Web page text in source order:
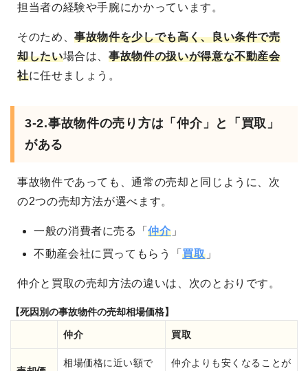
担当者の経験や手腕にかかっています。
そのため、事故物件を少しでも高く、良い条件で売
却したい場合は、事故物件の扱いが得意な不動産会
社に任せましょう。
3-2.事故物件の売り方は「仲介」と「買取」
がある
事故物件であっても、通常の売却と同じように、次
の2つの売却方法が選べます。
一般の消費者に売る「仲介」
不動産会社に買ってもらう「買取」
仲介と買取の売却方法の違いは、次のとおりです。
【死因別の事故物件の売却相場価格】
仲介 買取
相場価格に近い額で
仲介よりも安くなることが